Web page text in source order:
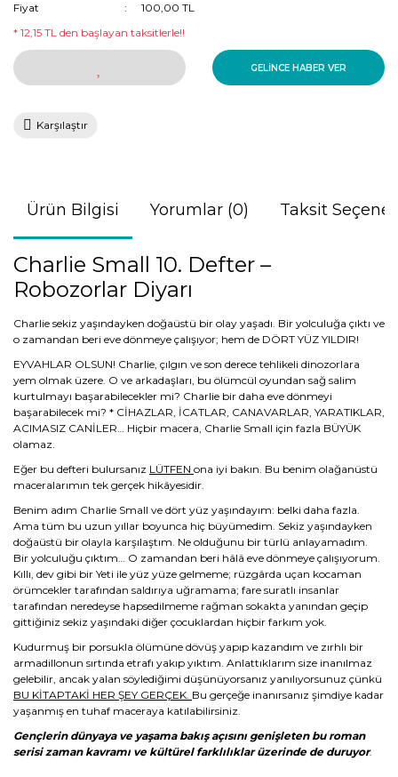
Fiyat
100,00 TL
* 12,15 TL den başlayan taksitlerle!!
GELİNCE HABER VER
Karşılaştır
Ürün Bilgisi Yorumlar (0) Taksit
Charlie Small 10. Defter –
Robozorlar Diyarı
Charlie sekiz yaşındayken doğaüstü bir olay yaşadı. Bir yolculuğa çıktı ve
o zamandan beri eve dönmeye çalışıyor; hem de DÖRT YÜZ YILDIR!
EYVAHLAR OLSUN! Charlie, çılgın ve son derece tehlikeli dinozorlara
yem olmak üzere. O ve arkadaşları, bu ölümcül oyundan sağ salim
kurtulmayı başarabilecekler mi? Charlie bir daha eve dönmeyi
başarabilecek mi? * CİHAZLAR, İCATLAR, CANAVARLAR, YARATIKLAR,
ACIMASIZ CANİLER… Hiçbir macera, Charlie Small için fazla BÜYÜK
olamaz.
Eğer bu defteri bulursanız LÜTFEN ona iyi bakın. Bu benim olağanüstü
maceralarımın tek gerçek hikâyesidir.
Benim adım Charlie Small ve dört yüz yaşındayım: belki daha fazla.
Ama tüm bu uzun yıllar boyunca hiç büyümedim. Sekiz yaşındayken
doğaüstü bir olayla karşılaştım. Ne olduğunu bir türlü anlayamadım.
Bir yolculuğu çıktım… O zamandan beri hâlâ eve dönmeye çalışıyorum.
Kıllı, dev gibi bir Yeti ile yüz yüze gelmeme; rüzgârda uçan kocaman
örümcekler tarafından saldırıya uğramama; fare suratlı insanlar
tarafından neredeyse hapsedilmeme rağman sokakta yanından geçip
gittiğiniz sekiz yaşındaki diğer çocuklardan hiçbir farkım yok.
Kudurmuş bir porsukla ölümüne dövüş yapıp kazandım ve zırhlı bir
armadillonun sırtında etrafı yakıp yıktım. Anlattıklarım size inanılmaz
gelebilir, ancak yalan söylediğimi düşünüyorsanız yanılıyorsunuz çünkü
BU KİTAPTAKİ HER ŞEY GERÇEK. Bu gerçeğe inanırsanız şimdiye kadar
yaşanmış en tuhaf maceraya katılabilirsiniz.
Gençlerin dünyaya ve yaşama bakış açısını genişleten bu roman
serisi zaman kavramı ve kültürel farklılıklar üzerinde de duruyor.